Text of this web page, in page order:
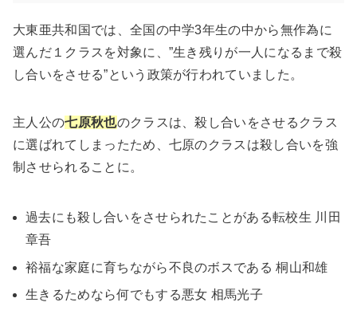
大東亜共和国では、全国の中学3年生の中から無作為に
選んだ１クラスを対象に、”生き残りが一人になるまで殺
し合いをさせる”という政策が行われていました。
主人公の七原秋也のクラスは、殺し合いをさせるクラス
に選ばれてしまったため、七原のクラスは殺し合いを強
制させられることに。
過去にも殺し合いをさせられたことがある転校生 川田
章吾
裕福な家庭に育ちながら不良のボスである 桐山和雄
生きるためなら何でもする悪女 相馬光子